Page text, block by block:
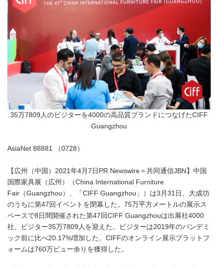
35万7809人のビジターを4000の高品質ブランドにつなげたCIFF
Guangzhou
AsiaNet 88881 （0728）
【広州（中国）2021年4月7日PR Newswire＝共同通信JBN】中国
国際家具展（広州）（China International Furniture
Fair（Guangzhou）、「CIFF Guangzhou」）は3月31日、大成功
のうちに第47回イベントを閉幕した。75万平方メートルの展示ス
ペースで8日間開催された第47回CIFF Guangzhouは出展社4000
社、ビジター35万7809人を迎えた。ビジターは2019年のパンデミ
ック前に比べ20.17%増加した。CIFFのオンライン展示プラットフ
ォームは760万ビュー余りを獲得した。